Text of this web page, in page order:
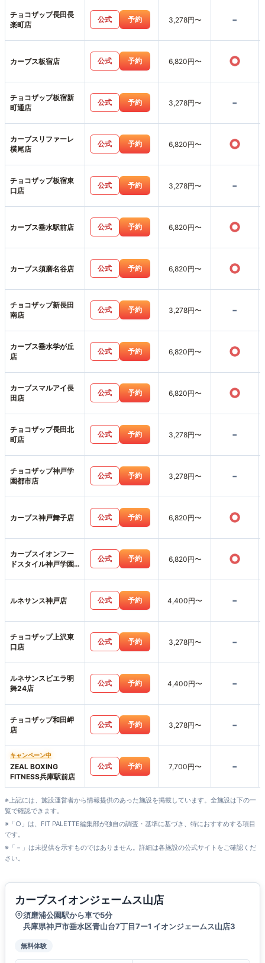
チョコザップ長田長
楽町店
公式 予約 3,278円〜 -
カーブス板宿店 公式 予約 6,820円〜 ○
チョコザップ板宿新
町通店
公式 予約 3,278円〜 -
カーブスリファーレ
横尾店
公式 予約 6,820円〜 ○
チョコザップ板宿東
口店
公式 予約 3,278円〜 -
カーブス垂水駅前店 公式 予約 6,820円〜 ○
カーブス須磨名谷店 公式 予約 6,820円〜 ○
チョコザップ新長田
南店
公式 予約 3,278円〜 -
カーブス垂水学が丘
店
公式 予約 6,820円〜 ○
カーブスマルアイ長
田店
公式 予約 6,820円〜 ○
チョコザップ長田北
町店
公式 予約 3,278円〜 -
チョコザップ神戸学
園都市店
公式 予約 3,278円〜 -
カーブス神戸舞子店 公式 予約 6,820円〜 ○
カーブスイオンフー
ドスタイル神戸学園
公式 予約 6,820円〜 ○
ルネサンス神戸店 公式 予約 4,400円〜 -
チョコザップ上沢東
口店
公式 予約 3,278円〜 -
ルネサンスビエラ明
舞24店
公式 予約 4,400円〜 -
チョコザップ和田岬
店
公式 予約 3,278円〜 -
キャンペーン中
ZEAL BOXING
FITNESS兵庫駅前店
公式 予約 7,700円〜 -
※上記には、施設運営者から情報提供のあった施設を掲載しています。全施設は下の一
覧で確認できます。
※「○」は、FIT PALETTE編集部が独自の調査・基準に基づき、特におすすめする項目
です。
※「－」は未提供を示すものではありません。詳細は各施設の公式サイトをご確認くだ
さい。
カーブスイオンジェームス山店
須磨浦公園駅から車で5分
兵庫県神戸市垂水区青山台7丁目7ー1 イオンジェームス山店3
無料体験